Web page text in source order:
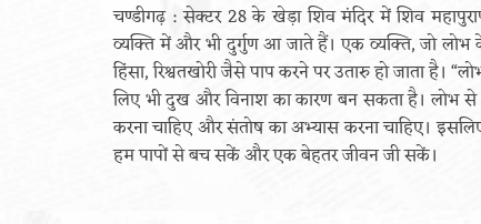
चण्डीगढ़ : सेक्टर 28 के खेड़ा शिव मंदिर में शिव
व्यक्ति में और भी दुर्गुण आ जाते हैं। एक व्यक्ति, जो
हिंसा, रिश्वतखोरी जैसे पाप करने पर उतारु हो जाता
लिए भी दुख और विनाश का कारण बन सकता है। लोभ
करना चाहिए और संतोष का अभ्यास करना चाहिए।
हम पापों से बच सकें और एक बेहतर जीवन जी सकें।